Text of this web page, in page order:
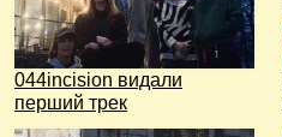
044incision видали
перший трек